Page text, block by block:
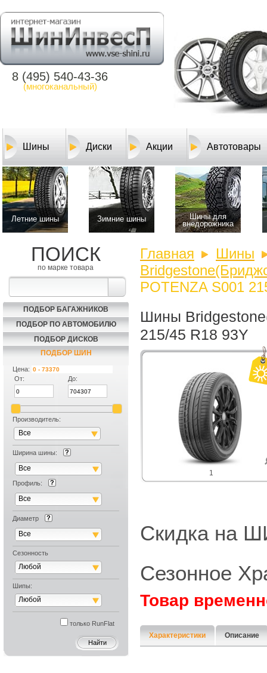
8 (495) 540-43-36
(многоканальный)
Шины Диски Акции Автотовары
Летние шины Зимние шины
Шины для
внедорожника
ПОИСК
по марке товара
ПОДБОР БАГАЖНИКОВ
ПОДБОР ПО АВТОМОБИЛЮ
ПОДБОР ДИСКОВ
ПОДБОР ШИН
Цена:
От:
До:
Производитель:
Все
Ширина шины:
Все
Профиль:
Все
Диаметр
Все
Сезонность
Любой
Шипы:
Любой
только RunFlat
Главная
Шины
POTENZA S001
Шины
215/45 R18 93Y
1
Скидка на
Сезонное
Товар
Характеристики Описание